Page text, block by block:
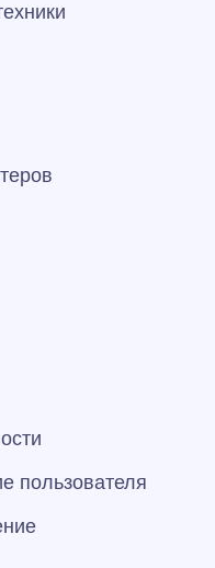
пользователя